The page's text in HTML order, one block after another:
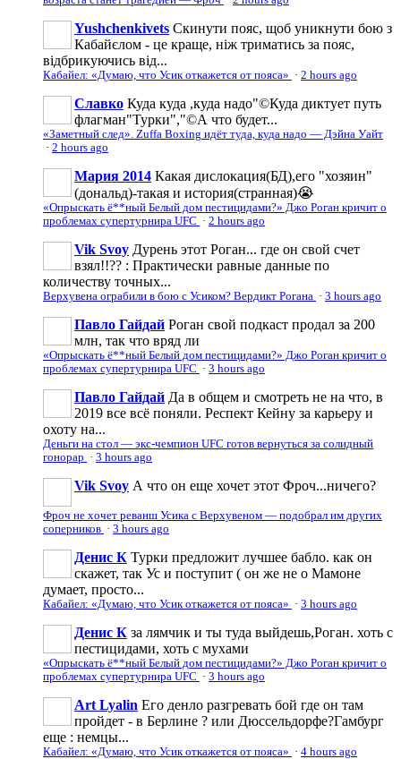
Yushchenkivets Скинути пояс, щоб уникнути бою з
Кабайєлом - це краще, ніж триматись за пояс,
відбрикуючись від...
Кабайел: «Думаю, что Усик откажется от пояса» · 2 hours ago
Славко Куда куда ,куда надо"©Куда диктует путь
флагман"Турки","©А что будет...
«Заметный след». Zuffa Boxing идёт туда, куда надо — Дэйна Уайт
· 2 hours ago
Мария 2014 Какая дислокация(БД),его "хозяин"
(дональд)-такая и история(странная)😭
«Опрыскать ё**ный Белый дом пестицидами?» Джо Роган кричит о
проблемах супертурнира UFC · 2 hours ago
Vik Svoy Дурень этот Роган... где он свой счет
взял!!?? : Практически равные данные по
количеству точных...
Верхувена ограбили в бою с Усиком? Вердикт Рогана · 3 hours ago
Павло Гайдай Роган свой подкаст продал за 200
млн, так что вряд ли
«Опрыскать ё**ный Белый дом пестицидами?» Джо Роган кричит о
проблемах супертурнира UFC · 3 hours ago
Павло Гайдай Да в общем и смотреть не на что, в
2019 все всё поняли. Респект Кейну за карьеру и
охоту на...
Деньги на стол — экс-чемпион UFC готов вернуться за солидный
гонорар · 3 hours ago
Vik Svoy А что он еще хочет этот Фроч...ничего?
Фроч не хочет реванш Усика с Верхувеном — подобрал им других
соперников · 3 hours ago
Денис К Турки предложит лучшее бабло. как он
скажет, так Ус и поступит ( он же не о Мамоне
думает, просто...
Кабайел: «Думаю, что Усик откажется от пояса» · 3 hours ago
Денис К за лямчик и ты туда выйдешь,Роган. хоть с
пестицидами, хоть с мухами
«Опрыскать ё**ный Белый дом пестицидами?» Джо Роган кричит о
проблемах супертурнира UFC · 3 hours ago
Art Lyalin Его денло разгревать бой где он там
пройдет - в Берлине ? или Дюссельдорфе?Гамбург
еще : немцы...
Кабайел: «Думаю, что Усик откажется от пояса» · 4 hours ago